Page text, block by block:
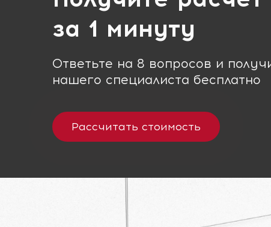
за 1 минуту
Ответьте на 8 вопросов и
нашего специалиста бесплатно
Рассчитать стоимость